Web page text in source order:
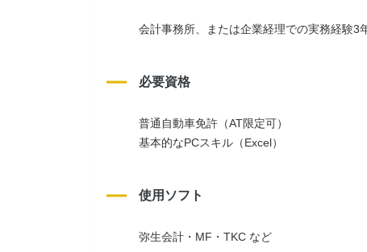
会計事務所、または企業経理での実務経験3
必要資格
普通自動車免許（AT限定可）
基本的なPCスキル（Excel）
使用ソフト
弥生会計・MF・TKC など